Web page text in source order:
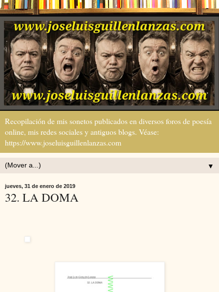
Recopilación de mis sonetos publicados en diversos foros de poesía
online, mis redes sociales y antiguos blogs. Véase:
https://www.joseluisguillenlanzas.com
▼
jueves, 31 de enero de 2019
32. LA DOMA